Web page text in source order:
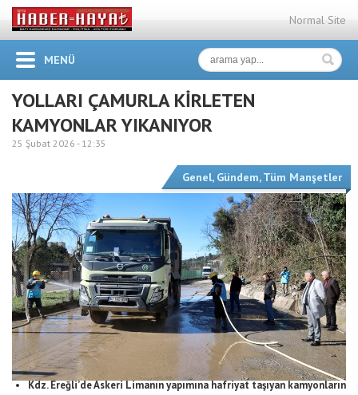
Normal Site
MENÜ
YOLLARI ÇAMURLA KİRLETEN
KAMYONLAR YIKANIYOR
25 Şubat 2026 - 12:35
Genel, Gündem,Tüm Manşetler
Kdz. Ereğli’de Askeri Limanın yapımına hafriyat taşıyan kamyonların